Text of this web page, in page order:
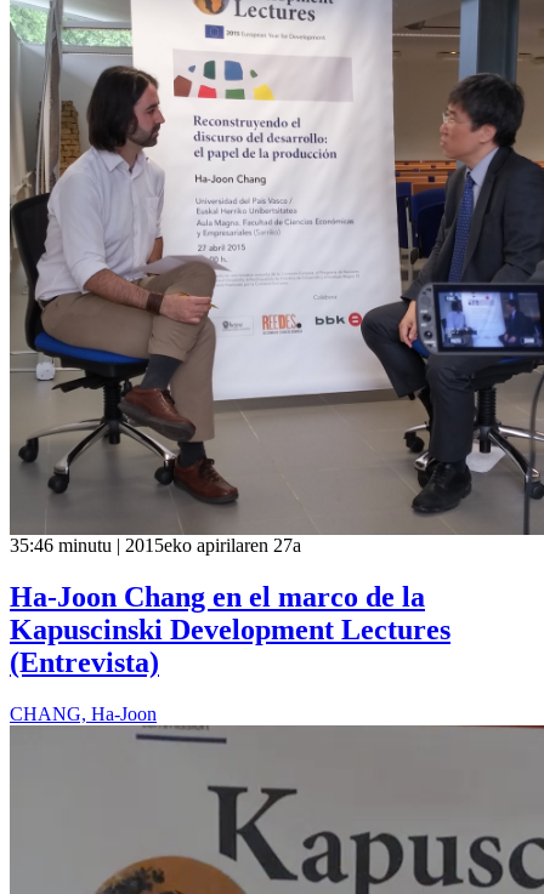
35:46 minutu | 2015eko apirilaren 27a
Ha-Joon Chang en el marco de la
Kapuscinski Development Lectures
(Entrevista)
CHANG, Ha-Joon